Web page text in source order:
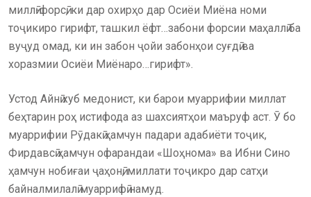
миллӣ-форсӣ, ки дар охирҳо дар Осиёи Миёна номи
тоҷикиро гирифт, ташкил ёфт…забони форсии маҳаллӣ ба
вуҷуд омад, ки ин забон ҷойи забонҳои суғдӣ ва
хоразмии Осиёи Миёнаро…гирифт».
Устод Айнӣ хуб медонист, ки барои муаррифии миллат
беҳтарин роҳ истифода аз шахсиятҳои маъруф аст. Ӯ бо
муаррифии Рӯдакӣ ҳамчун падари адабиёти тоҷик,
Фирдавсӣ ҳамчун офарандаи «Шоҳнома» ва Ибни Сино
ҳамчун нобиғаи ҷаҳонӣ, миллати тоҷикро дар сатҳи
байналмилалӣ муаррифӣ намуд.